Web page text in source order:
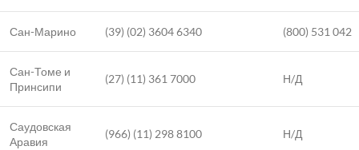
Сан-Марино (39) (02) 3604 6340 (800) 531 042
Сан-Томе и
Принсипи
(27) (11) 361 7000 Н/Д
Саудовская
Аравия
(966) (11) 298 8100 Н/Д